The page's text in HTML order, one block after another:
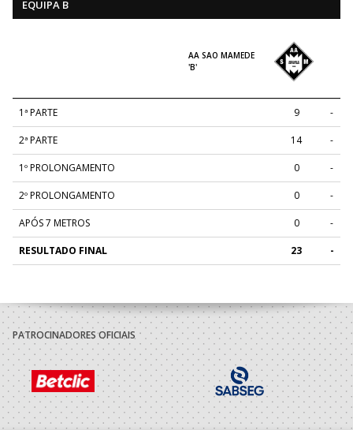
EQUIPA B
AA SAO MAMEDE
'B'
1ª PARTE 9 -
2ª PARTE 14 -
1º PROLONGAMENTO 0 -
2º PROLONGAMENTO 0 -
APÓS 7 METROS 0 -
RESULTADO FINAL 23 -
PATROCINADORES OFICIAIS